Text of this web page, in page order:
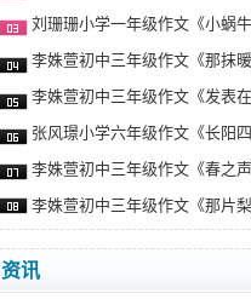
刘珊珊小学一年级作文《小蜗牛
李姝萱初中三年级作文《那抹暖
李姝萱初中三年级作文《发表在
张风璟小学六年级作文《长阳四
李姝萱初中三年级作文《春之声
李姝萱初中三年级作文《那片梨
资讯